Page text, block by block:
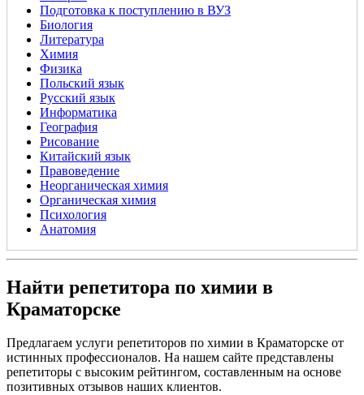
Подготовка к поступлению в ВУЗ
Биология
Литература
Химия
Физика
Польский язык
Русский язык
Информатика
География
Рисование
Китайский язык
Правоведение
Неорганическая химия
Органическая химия
Психология
Анатомия
Найти репетитора по химии в
Краматорске
Предлагаем услуги репетиторов по химии в Краматорске от
истинных профессионалов. На нашем сайте представлены
репетиторы с высоким рейтингом, составленным на основе
позитивных отзывов наших клиентов.